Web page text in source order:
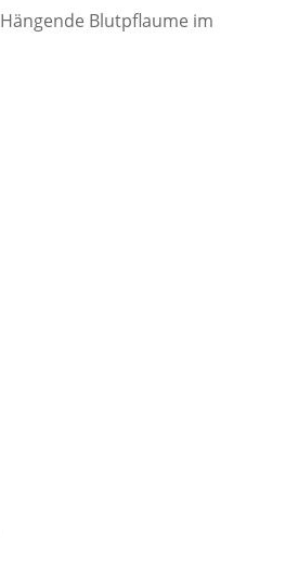
Hängende Blutpflaume im